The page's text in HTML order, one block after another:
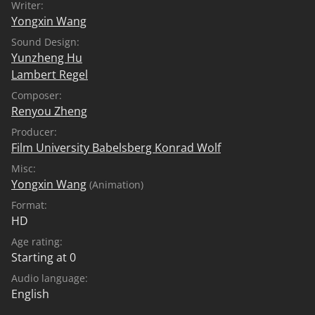
Writer:
Yongxin Wang
Sound Design:
Yunzheng Hu
Lambert Regel
Composer:
Renyou Zheng
Producer:
Film University Babelsberg Konrad Wolf
Misc:
Yongxin Wang (Animation)
Format:
HD
Age rating:
Starting at 0
Audio language:
English